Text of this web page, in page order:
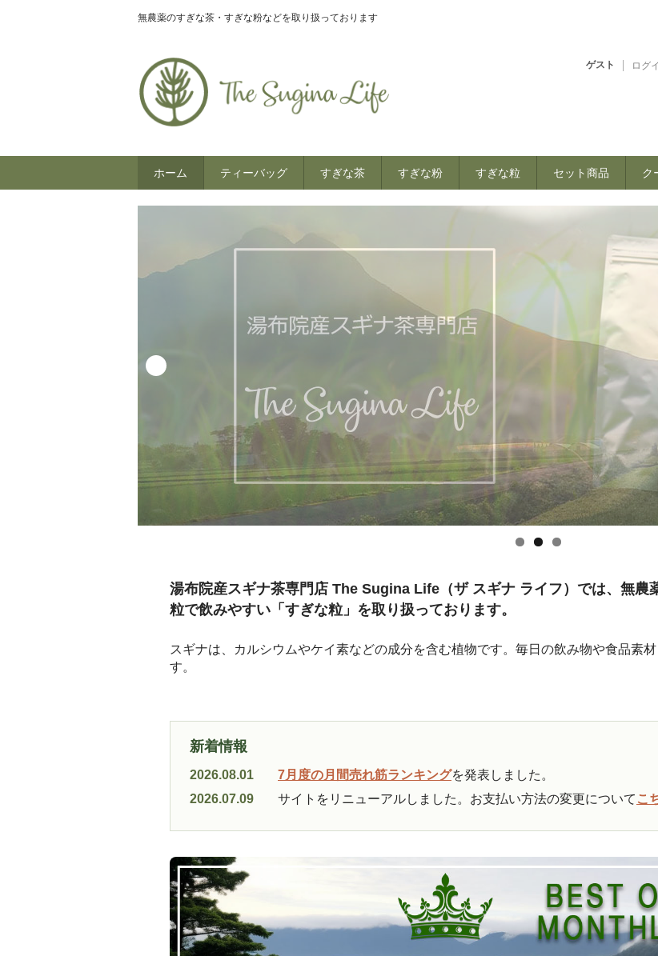
無農薬のすぎな茶・すぎな粉などを取り扱っております
ゲスト ログ
ホーム ティーバッグ すぎな茶 すぎな粉 すぎな粒 セット商品 ク
湯布院産スギナ茶専門店 The Sugina Life（ザ スギナ ライフ）では、無農
粒で飲みやすい「すぎな粒」を取り扱っております。
スギナは、カルシウムやケイ素などの成分を含む植物です。毎日の飲み物や食品素
す。
新着情報
2026.08.01 7月度の月間売れ筋ランキングを発表しました。
2026.07.09
サイトをリニューアルしました。お支払い方法の変更について こ